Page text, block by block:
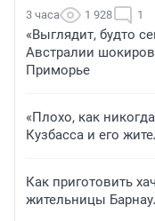
3 часа 1 928 1
«Выглядит, будто
Австралии
Приморье
«Плохо, как
Кузбасса и его
Как приготовить
жительницы